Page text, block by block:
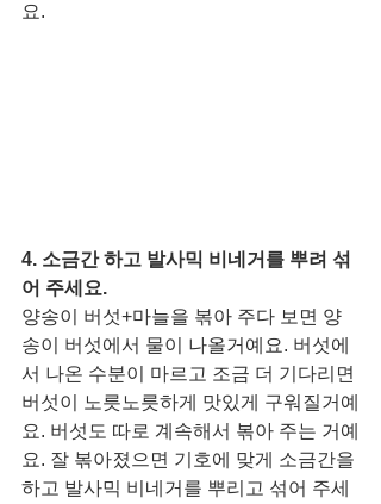
요.
4. 소금간 하고 발사믹 비네거를 뿌려 섞
어 주세요.
양송이 버섯+마늘을 볶아 주다 보면 양
송이 버섯에서 물이 나올거예요. 버섯에
서 나온 수분이 마르고 조금 더 기다리면
버섯이 노릇노릇하게 맛있게 구워질거예
요. 버섯도 따로 계속해서 볶아 주는 거예
요. 잘 볶아졌으면 기호에 맞게 소금간을
하고 발사믹 비네거를 뿌리고 섞어 주세